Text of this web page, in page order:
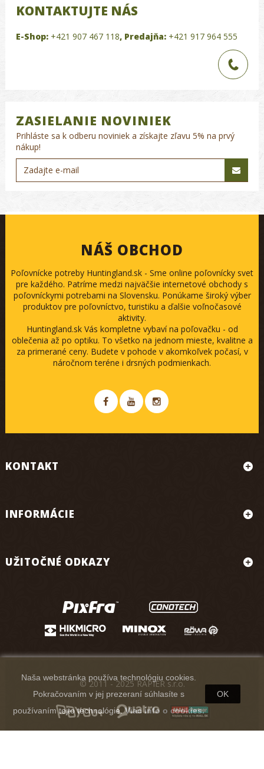
KONTAKTUJTE NÁS
E-Shop: +421 907 467 118, Predajňa: +421 917 964 555
ZASIELANIE NOVINIEK
Prihláste sa k odberu noviniek a získajte zľavu 5% na prvý
nákup!
NÁŠ OBCHOD
Poľovnícke potreby Huntingland.sk - Sme online poľovnícky svet
pre každého. Patríme medzi najväčšie internetové obchody s
poľovníckymi potrebami na Slovensku. Ponúkame široký výber
produktov pre poľovníctvo, turistiku a ďalšie voľnočasové
aktivity.
Huntingland.sk Vás kompletne vybaví na poľovačku - od
oblečenia až po optiku. To všetko na jednom mieste, kvalitne a
za primerané ceny. Budete v pohode v akomkoľvek počasí, v
náročnom teréne i drsných podmienkach.
KONTAKT
INFORMÁCIE
UŽITOČNÉ ODKAZY
Naša webstránka používa technológiu cookies.
Pokračovaním v jej prezeraní súhlasíte s
používaním tejto technológie.Viac info o cookies.
OK
© 2011 - 2025 RAPIER s.r.o.